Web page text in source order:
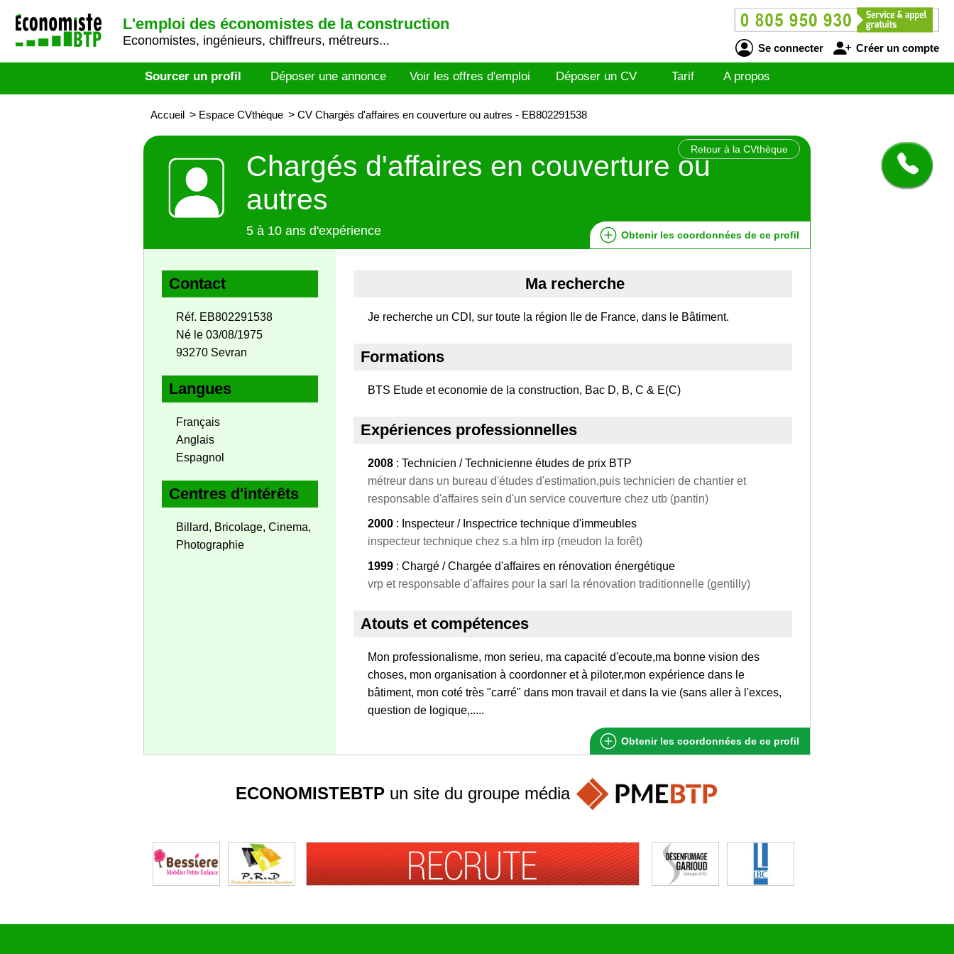
L'emploi des économistes de la construction
Economistes, ingénieurs, chiffreurs, métreurs...
Se connecter Créer un compte
Sourcer un profil Déposer une annonce Voir les offres d'emploi Déposer un CV Tarif A propos
Accueil > Espace CVthèque > CV Chargés d'affaires en couverture ou autres - EB802291538
Retour à la CVthèque
Chargés d'affaires en couverture ou
autres
5 à 10 ans d'expérience Obtenir les coordonnées de ce profil
Contact
Réf. EB802291538
Né le 03/08/1975
93270 Sevran
Langues
Français
Anglais
Espagnol
Centres d'intérêts
Billard, Bricolage, Cinema,
Photographie
Ma recherche
Je recherche un CDI, sur toute la région Ile de France, dans le Bâtiment.
Formations
BTS Etude et economie de la construction, Bac D, B, C & E(C)
Expériences professionnelles
2008 : Technicien / Technicienne études de prix BTP
métreur dans un bureau d'études d'estimation,puis technicien de chantier et
responsable d'affaires sein d'un service couverture chez utb (pantin)
2000 : Inspecteur / Inspectrice technique d'immeubles
inspecteur technique chez s.a hlm irp (meudon la forêt)
1999 : Chargé / Chargée d'affaires en rénovation énergétique
vrp et responsable d'affaires pour la sarl la rénovation traditionnelle (gentilly)
Atouts et compétences
Mon professionalisme, mon serieu, ma capacité d'ecoute,ma bonne vision des
choses, mon organisation à coordonner et à piloter,mon expérience dans le
bâtiment, mon coté très "carré" dans mon travail et dans la vie (sans aller à l'exces,
question de logique,.....
Obtenir les coordonnées de ce profil
ECONOMISTEBTPun site du groupe média